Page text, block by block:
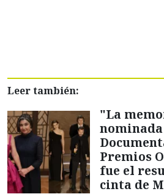
Leer también:
"La
Premios
fue el
cinta de